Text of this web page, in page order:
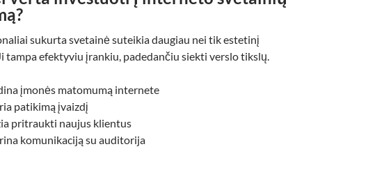
sukurta svetainė suteikia daugiau nei tik estetinį
tampa efektyviu įrankiu, padedančiu siekti verslo tikslų.
įmonės matomumą internete
patikimą įvaizdį
pritraukti naujus klientus
komunikaciją su auditorija